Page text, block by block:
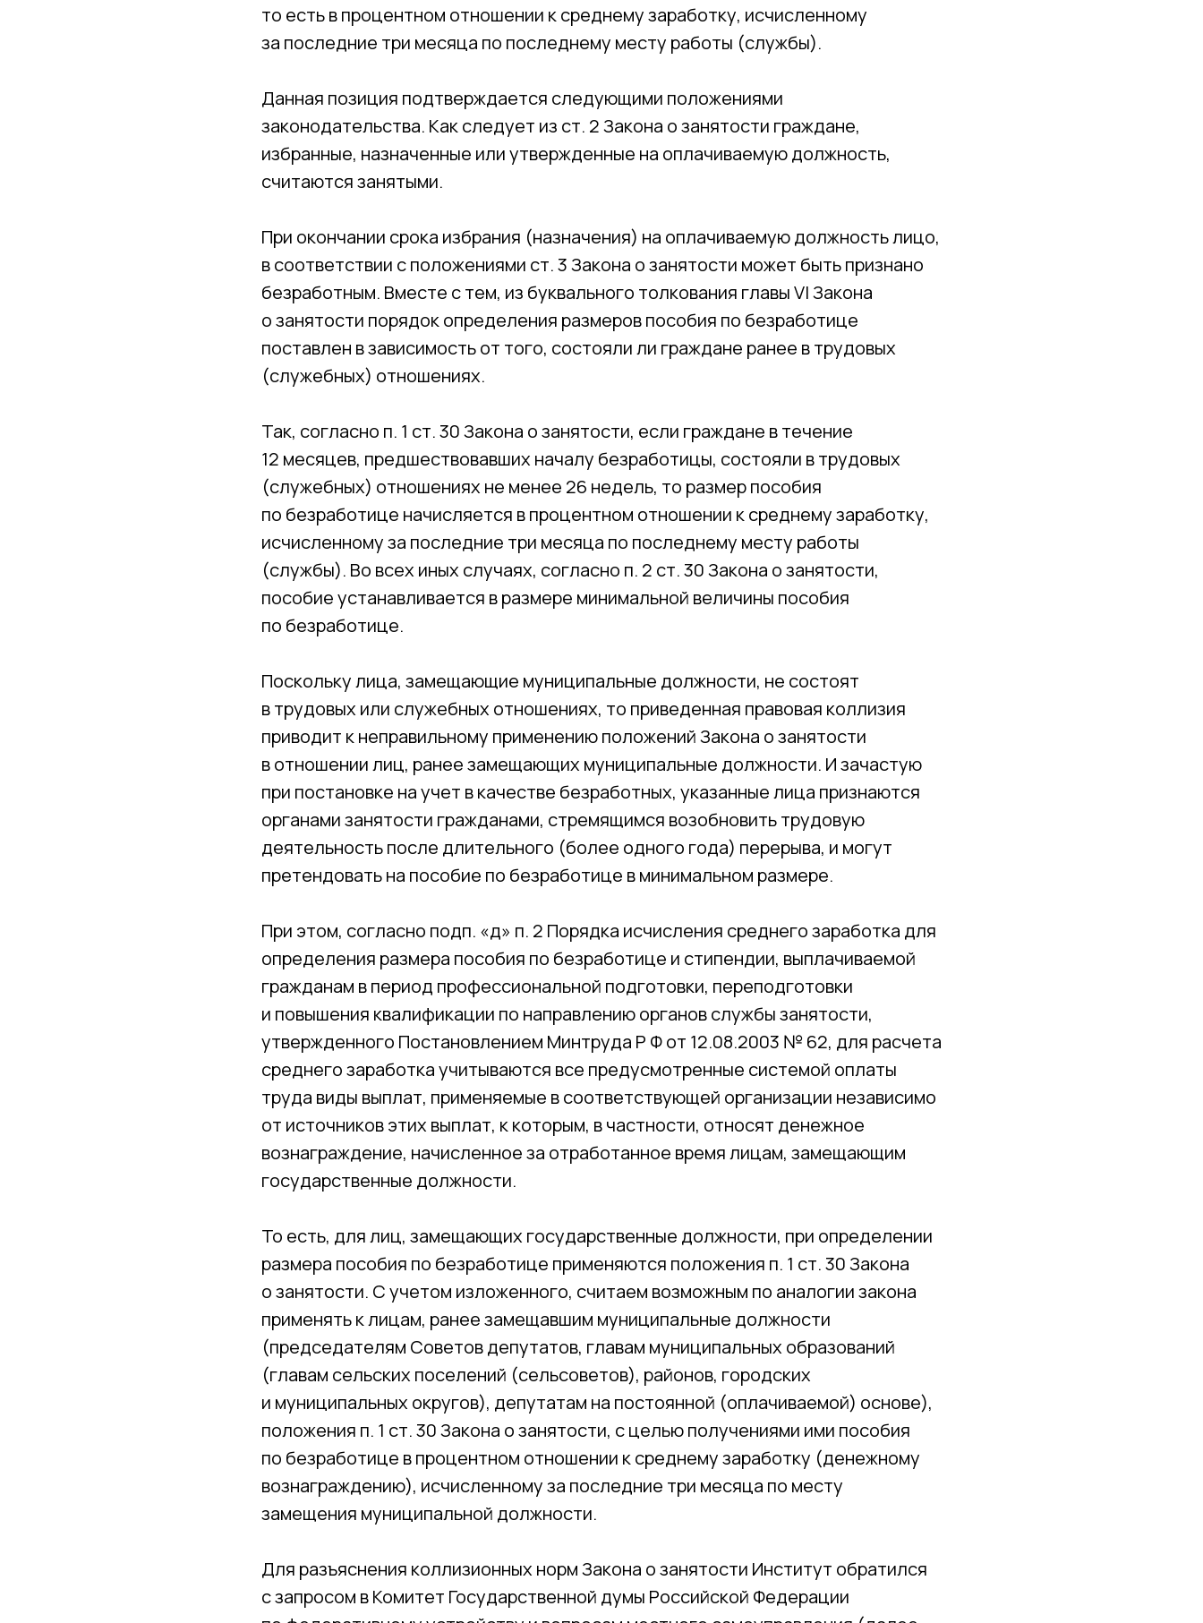
то есть в процентном отношении к среднему заработку, исчисленному
за последние три месяца по последнему месту работы (службы).
Данная позиция подтверждается следующими положениями
законодательства. Как следует из ст. 2 Закона о занятости граждане,
избранные, назначенные или утвержденные на оплачиваемую должность,
считаются занятыми.
При окончании срока избрания (назначения) на оплачиваемую должность лицо,
в соответствии с положениями ст. 3 Закона о занятости может быть признано
безработным. Вместе с тем, из буквального толкования главы VI Закона
о занятости порядок определения размеров пособия по безработице
поставлен в зависимость от того, состояли ли граждане ранее в трудовых
(служебных) отношениях.
Так, согласно п. 1 ст. 30 Закона о занятости, если граждане в течение
12 месяцев, предшествовавших началу безработицы, состояли в трудовых
(служебных) отношениях не менее 26 недель, то размер пособия
по безработице начисляется в процентном отношении к среднему заработку,
исчисленному за последние три месяца по последнему месту работы
(службы). Во всех иных случаях, согласно п. 2 ст. 30 Закона о занятости,
пособие устанавливается в размере минимальной величины пособия
по безработице.
Поскольку лица, замещающие муниципальные должности, не состоят
в трудовых или служебных отношениях, то приведенная правовая коллизия
приводит к неправильному применению положений Закона о занятости
в отношении лиц, ранее замещающих муниципальные должности. И зачастую
при постановке на учет в качестве безработных, указанные лица признаются
органами занятости гражданами, стремящимся возобновить трудовую
деятельность после длительного (более одного года) перерыва, и могут
претендовать на пособие по безработице в минимальном размере.
При этом, согласно подп. «д» п. 2 Порядка исчисления среднего заработка для
определения размера пособия по безработице и стипендии, выплачиваемой
гражданам в период профессиональной подготовки, переподготовки
и повышения квалификации по направлению органов службы занятости,
утвержденного Постановлением Минтруда Р Ф от 12.08.2003 № 62, для расчета
среднего заработка учитываются все предусмотренные системой оплаты
труда виды выплат, применяемые в соответствующей организации независимо
от источников этих выплат, к которым, в частности, относят денежное
вознаграждение, начисленное за отработанное время лицам, замещающим
государственные должности.
То есть, для лиц, замещающих государственные должности, при определении
размера пособия по безработице применяются положения п. 1 ст. 30 Закона
о занятости. С учетом изложенного, считаем возможным по аналогии закона
применять к лицам, ранее замещавшим муниципальные должности
(председателям Советов депутатов, главам муниципальных образований
(главам сельских поселений (сельсоветов), районов, городских
и муниципальных округов), депутатам на постоянной (оплачиваемой) основе),
положения п. 1 ст. 30 Закона о занятости, с целью получениями ими пособия
по безработице в процентном отношении к среднему заработку (денежному
вознаграждению), исчисленному за последние три месяца по месту
замещения муниципальной должности.
Для разъяснения коллизионных норм Закона о занятости Институт обратился
с запросом в Комитет Государственной думы Российской Федерации